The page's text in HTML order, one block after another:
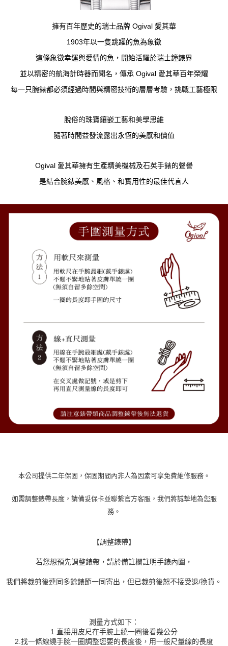
擁有百年歷史的瑞士品牌 Ogival 愛其華
1903年以一隻跳躍的魚為象徵
這條象徵幸運與愛情的魚，開始活耀於瑞士鐘錶界
並以精密的航海計時器而聞名，傳承 Ogival 愛其華百年榮耀
每一只腕錶都必須經過時間與精密技術的層層考驗，挑戰工藝極限
脫俗的珠寶鑲嵌工藝和美學思維
隨著時間益發流露出永恆的美感和價值
Ogival 愛其華擁有生產精美機械及石英手錶的聲譽
是結合腕錶美感、風格、和實用性的最佳代言人
本公司提供二年保固，保固期間內非人為因素可享免費維修服務。
如需調整錶帶長度，請備妥保卡並聯繫官方客服，我們將誠摯地為您服
務。
【調整錶帶】
若您想預先調整錶帶，請於備註欄註明手錶內圍，
我們將裁剪後連同多餘錶節一同寄出，但已裁剪後恕不接受退/換貨。
測量方式如下：
1.直接用皮尺在手腕上繞一圈後看幾公分
2.找一條線繞手腕一圈調整您要的長度後，用一般尺量線的長度